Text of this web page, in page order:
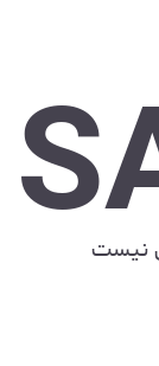
نیست